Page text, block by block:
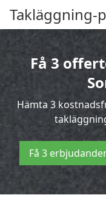
Takläggning-
Få 3
Hämta 3
Få 3